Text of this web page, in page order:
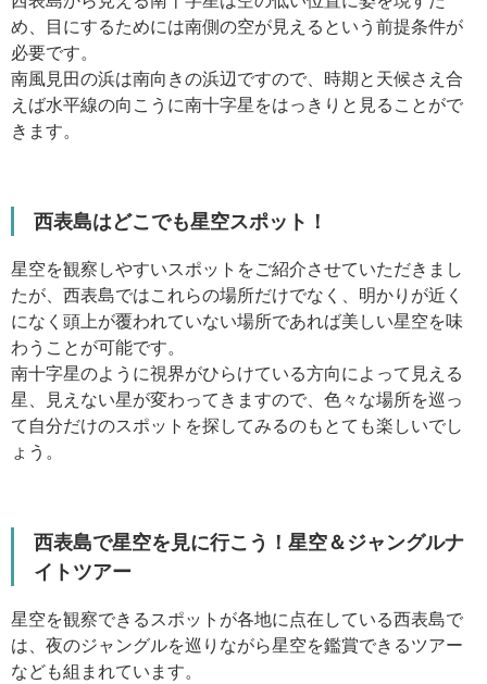
め、目にするためには南側の空が見えるという前提条件が
必要です。
南風見田の浜は南向きの浜辺ですので、時期と天候さえ合
えば水平線の向こうに南十字星をはっきりと見ることがで
きます。
西表島はどこでも星空スポット！
星空を観察しやすいスポットをご紹介させていただきまし
たが、西表島ではこれらの場所だけでなく、明かりが近く
になく頭上が覆われていない場所であれば美しい星空を味
わうことが可能です。
南十字星のように視界がひらけている方向によって見える
星、見えない星が変わってきますので、色々な場所を巡っ
て自分だけのスポットを探してみるのもとても楽しいでし
ょう。
西表島で星空を見に行こう！星空＆ジャングルナ
イトツアー
星空を観察できるスポットが各地に点在している西表島で
は、夜のジャングルを巡りながら星空を鑑賞できるツアー
なども組まれています。